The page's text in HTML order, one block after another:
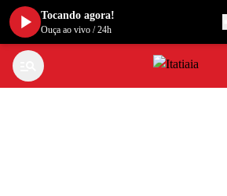
Tocando agora!
Ouça ao vivo /24h